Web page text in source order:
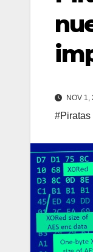
NOV 1,
#Piratas